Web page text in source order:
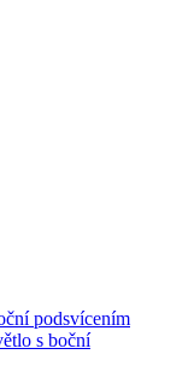
podsvícením
s boční